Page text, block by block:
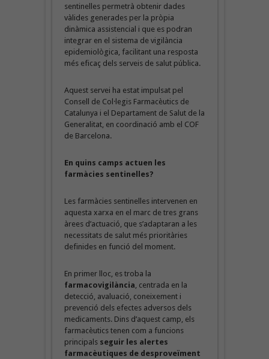
sentinelles permetrà obtenir dades
vàlides generades per la pròpia
dinàmica assistencial i que es podran
integrar en el sistema de vigilància
epidemiològica, facilitant una resposta
més eficaç dels serveis de salut pública.
Aquest servei ha estat impulsat pel
Consell de Col·legis Farmacèutics de
Catalunya i el Departament de Salut de la
Generalitat, en coordinació amb el COF
de Barcelona.
En quins camps actuen les
farmàcies sentinelles?
Les farmàcies sentinelles intervenen en
aquesta xarxa en el marc de tres grans
àrees d’actuació, que s’adaptaran a les
necessitats de salut més prioritàries
definides en funció del moment.
En primer lloc, es troba la
farmacovigilància , centrada en la
detecció, avaluació, coneixement i
prevenció dels efectes adversos dels
medicaments. Dins d’aquest camp, els
farmacèutics tenen com a funcions
principalsseguir les alertes
farmacèutiques de desproveïment